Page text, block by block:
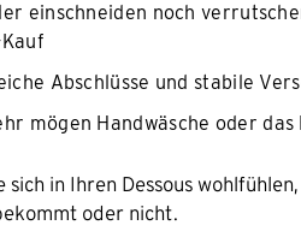
einschneiden noch
Abschlüsse und stabile
mögen Handwäsche oder
sich in Ihren Dessous
oder nicht.